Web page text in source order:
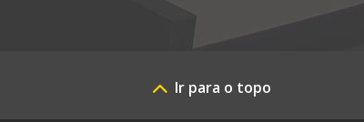
Ir para o topo